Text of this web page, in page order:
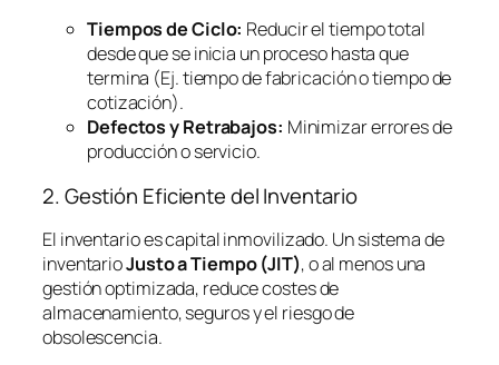
Tiempos de Ciclo: Reducir el tiempo total
desde que se inicia un proceso hasta que
termina (Ej. tiempo de fabricación o tiempo de
cotización).
Defectos y Retrabajos: Minimizar errores de
producción o servicio.
2. Gestión Eficiente del Inventario
El inventario es capital inmovilizado. Un sistema de
inventarioJusto a Tiempo (JIT), o al menos una
gestión optimizada, reduce costes de
almacenamiento, seguros y el riesgo de
obsolescencia.